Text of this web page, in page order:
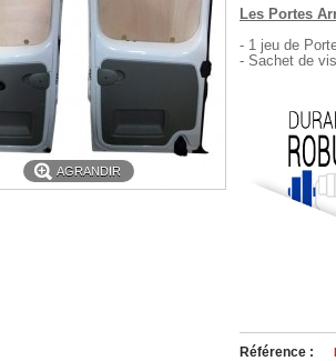
AGRANDIR
Les Portes
- 1 jeu de
- Sachet de
Référence :